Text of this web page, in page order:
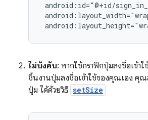
ไม่บังคับ: หากใช้กราฟิกปุ่มลงชื่อเข้า
ชิ้นงานปุ่มลงชื่อเข้าใช้ของคุณเอง คุณ
ปุ่ม ได้ด้วยวิธี setSize